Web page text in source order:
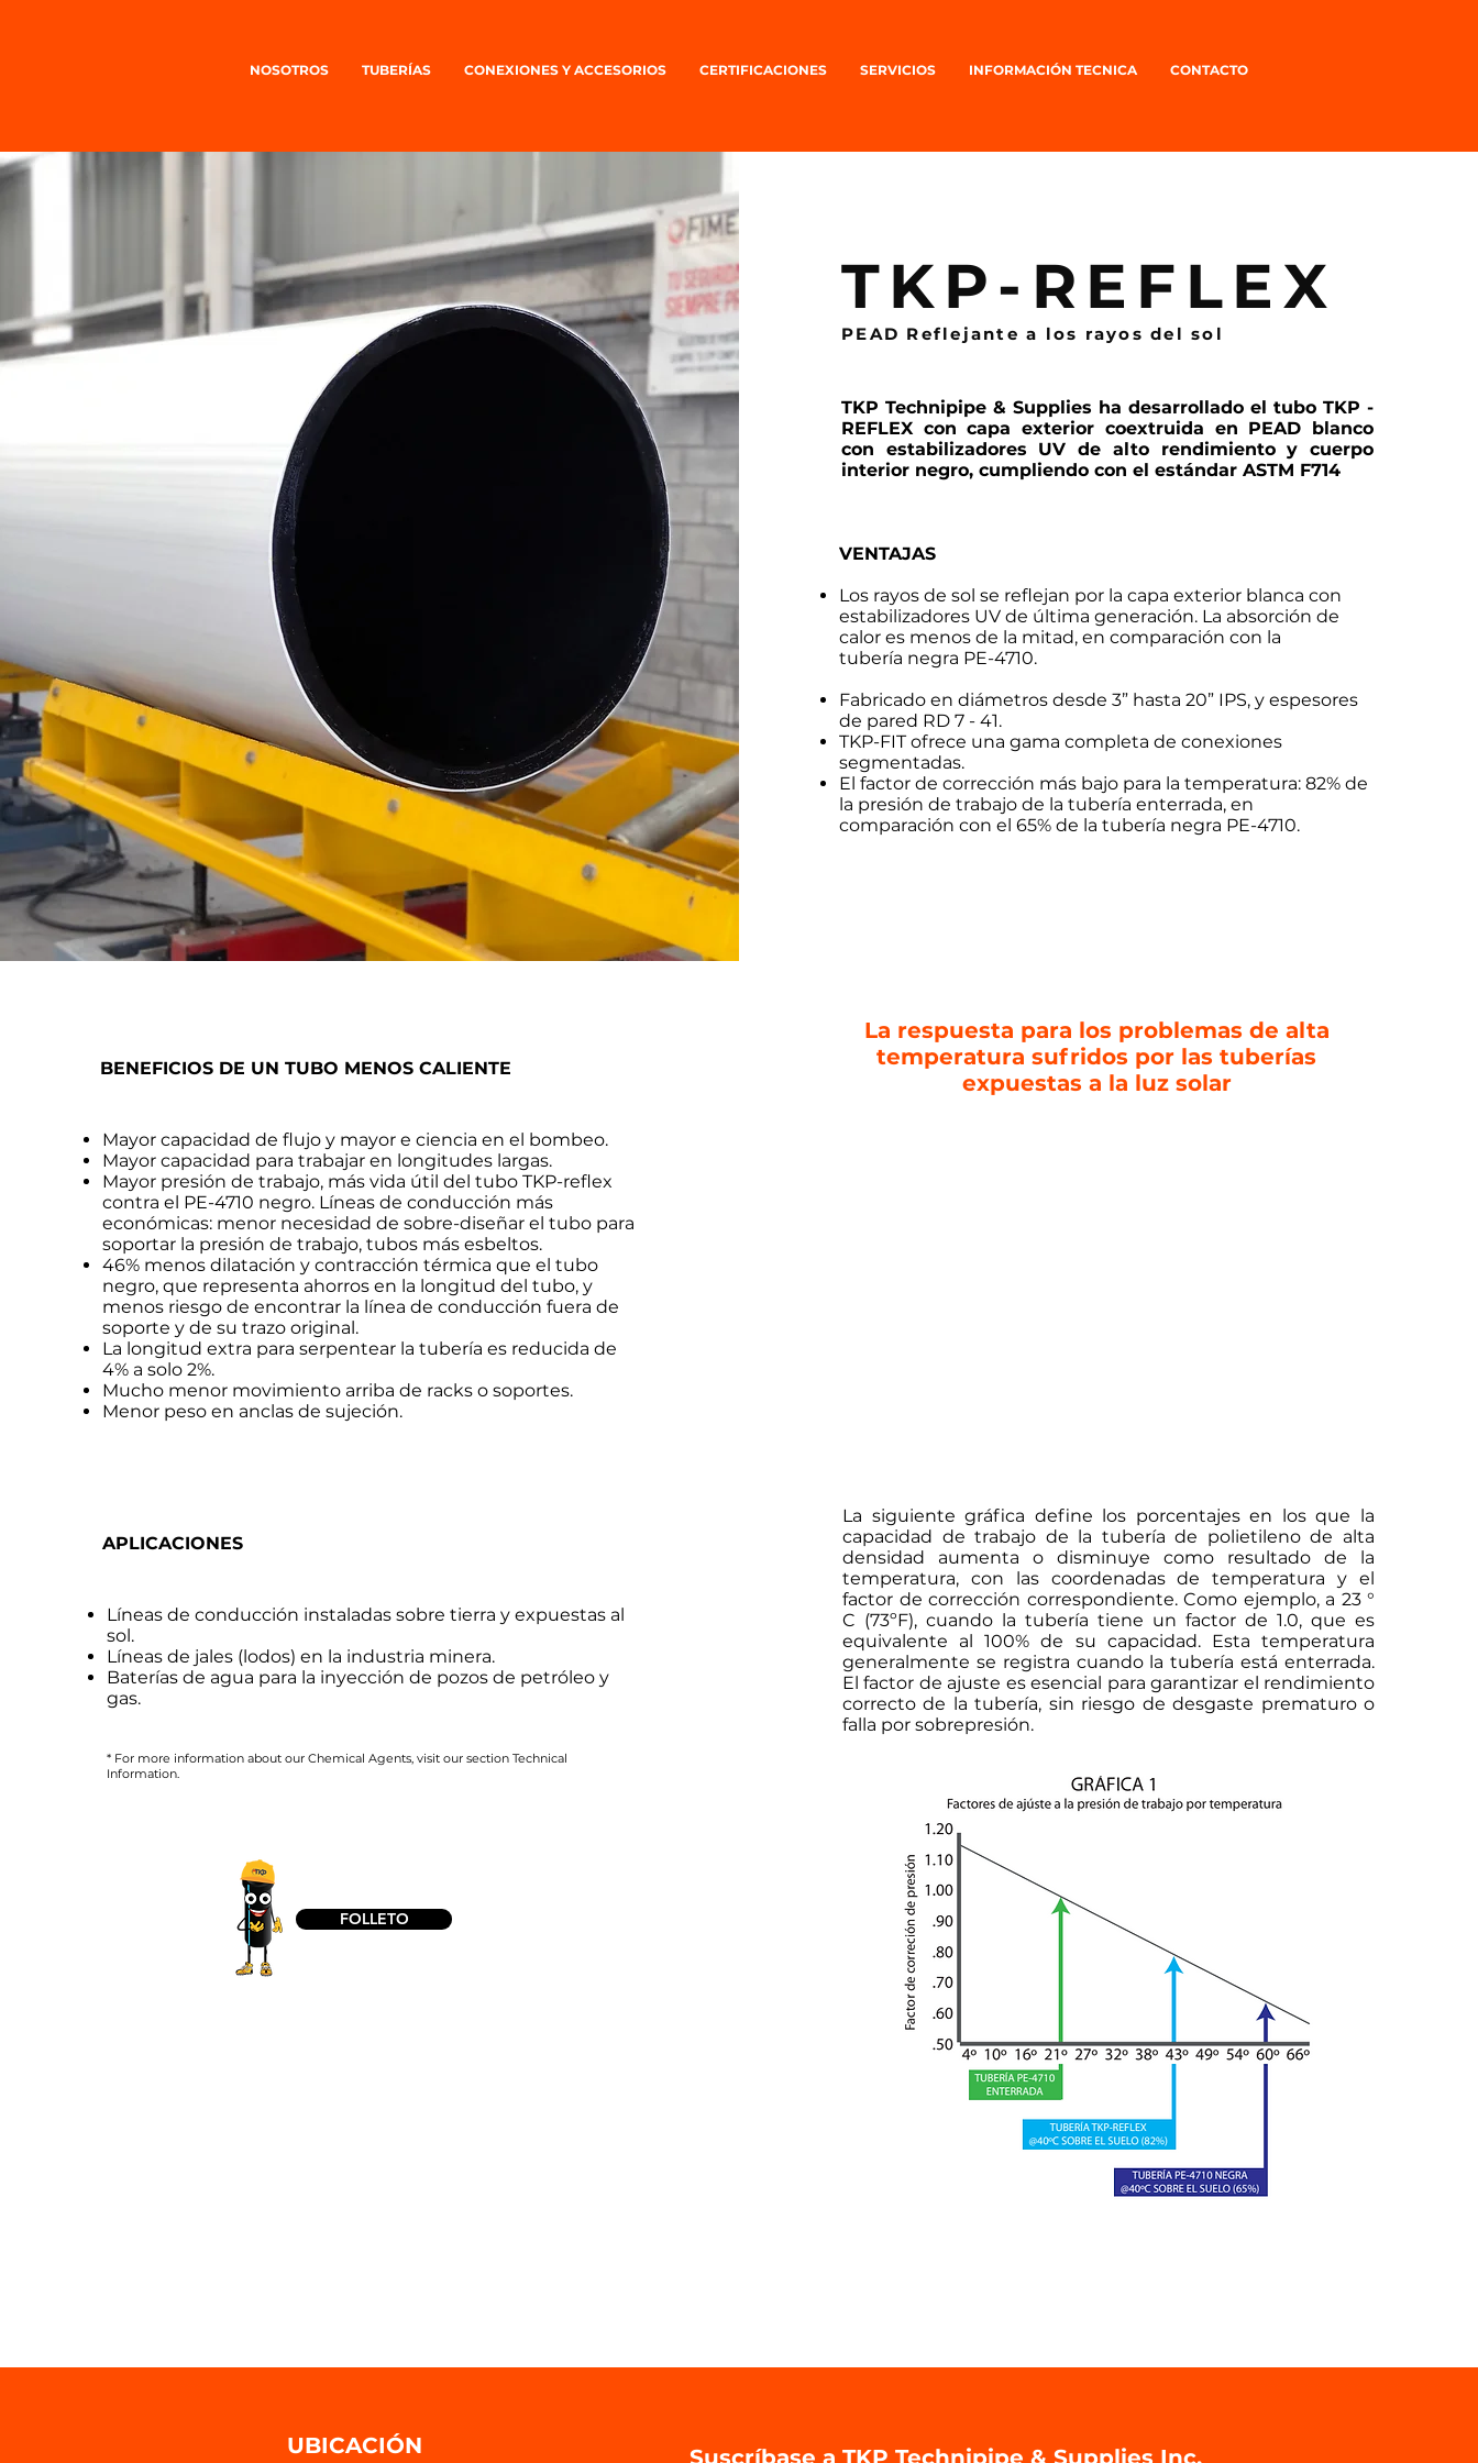
NOSOTROS TUBERÍAS CONEXIONES Y ACCESORIOS CERTIFICACIONES SERVICIOS INFORMACIÓN TECNICA CONTACTO
TKP-REFLEX
PEAD Reflejante a los rayos del sol
TKP Technipipe & Supplies ha desarrollado el tubo TKP -
REFLEX con capa exterior coextruida en PEAD blanco
con estabilizadores UV de alto rendimiento y cuerpo
interior negro, cumpliendo con el estándar ASTM F714
VENTAJAS
Los rayos de sol se reflejan por la capa exterior blanca con
estabilizadores UV de última generación. La absorción de
calor es menos de la mitad, en comparación con la
tubería negra PE-4710.
Fabricado en diámetros desde 3” hasta 20” IPS, y espesores
de pared RD 7 - 41.
TKP-FIT ofrece una gama completa de conexiones
segmentadas.
El factor de corrección más bajo para la temperatura: 82% de
la presión de trabajo de la tubería enterrada, en
comparación con el 65% de la tubería negra PE-4710.
BENEFICIOS DE UN TUBO MENOS CALIENTE
Mayor capacidad de flujo y mayor e ciencia en el bombeo.
Mayor capacidad para trabajar en longitudes largas.
Mayor presión de trabajo, más vida útil del tubo TKP-reflex
contra el PE-4710 negro. Líneas de conducción más
económicas: menor necesidad de sobre-diseñar el tubo para
soportar la presión de trabajo, tubos más esbeltos.
46% menos dilatación y contracción térmica que el tubo
negro, que representa ahorros en la longitud del tubo, y
menos riesgo de encontrar la línea de conducción fuera de
soporte y de su trazo original.
La longitud extra para serpentear la tubería es reducida de
4% a solo 2%.
Mucho menor movimiento arriba de racks o soportes.
Menor peso en anclas de sujeción.
APLICACIONES
Líneas de conducción instaladas sobre tierra y expuestas al
sol.
Líneas de jales (lodos) en la industria minera.
Baterías de agua para la inyección de pozos de petróleo y
gas.
* For more information about our Chemical Agents, visit our section Technical
Information.
FOLLETO
La respuesta para los problemas de alta
temperatura sufridos por las tuberías
expuestas a la luz solar
La siguiente gráfica define los porcentajes en los que la
capacidad de trabajo de la tubería de polietileno de alta
densidad aumenta o disminuye como resultado de la
temperatura, con las coordenadas de temperatura y el
factor de corrección correspondiente. Como ejemplo, a 23 °
C (73ºF), cuando la tubería tiene un factor de 1.0, que es
equivalente al 100% de su capacidad. Esta temperatura
generalmente se registra cuando la tubería está enterrada.
El factor de ajuste es esencial para garantizar el rendimiento
correcto de la tubería, sin riesgo de desgaste prematuro o
falla por sobrepresión.
UBICACIÓN Suscríbase a TKP Technipipe & Supplies Inc.